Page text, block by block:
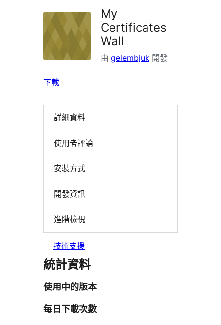
My
Certificates
Wall
由 gelembjuk 開發
下載
詳細資料
使用者評論
安裝方式
開發資訊
進階檢視
技術支援
統計資料
使用中的版本
每日下載次數